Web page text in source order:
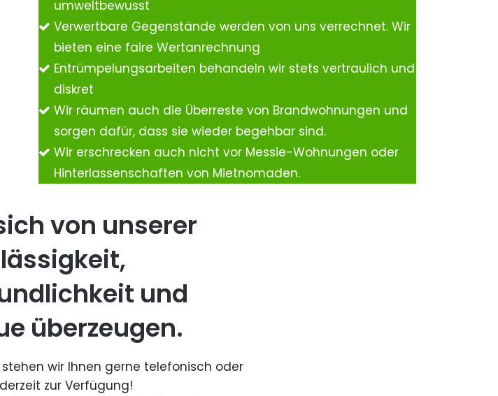
umweltbewusst
Verwertbare Gegenstände werden von uns verrechnet. Wir
bieten eine faire Wertanrechnung
Entrümpelungsarbeiten behandeln wir stets vertraulich und
diskret
Wir räumen auch die Überreste von Brandwohnungen und
sorgen dafür, dass sie wieder begehbar sind.
Wir erschrecken auch nicht vor Messie-Wohnungen oder
Hinterlassenschaften von Mietnomaden.
von unserer
und
überzeugen.
wir Ihnen gerne telefonisch oder
zur Verfügung!